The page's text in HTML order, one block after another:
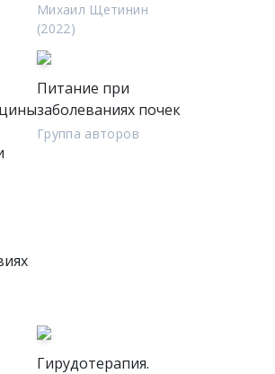
Михаил Щетинин
(2022)
Питание при
заболеваниях почек
Группа авторов
Гирудотерапия.